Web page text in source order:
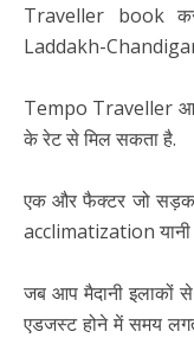
Traveller book
Laddakh-
Tempo Traveller
के रेट से मिल सकता है.
एक और फैक्टर जो सड़क
acclimatization यानी
जब आप मैदानी इलाकों
एडजस्ट होने में समय